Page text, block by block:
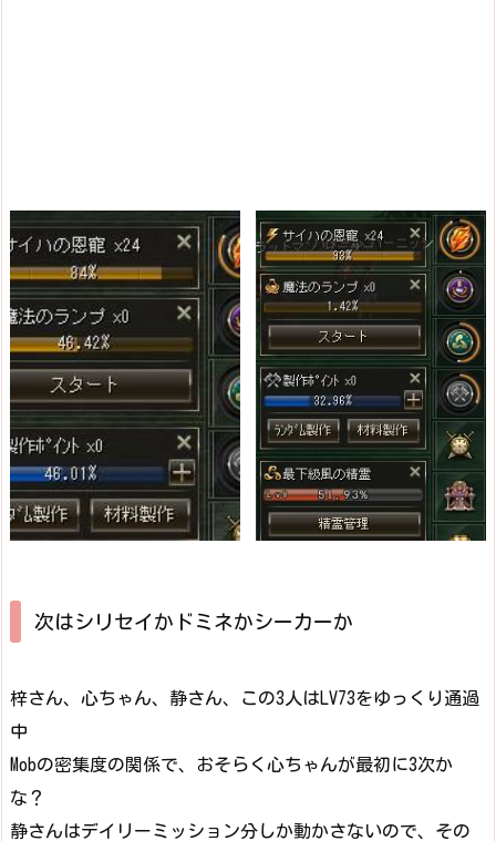
次はシリセイかドミネかシーカーか
梓さん、心ちゃん、静さん、この3人はLV73をゆっくり通過
中
Mobの密集度の関係で、おそらく心ちゃんが最初に3次か
な？
静さんはデイリーミッション分しか動かさないので、その